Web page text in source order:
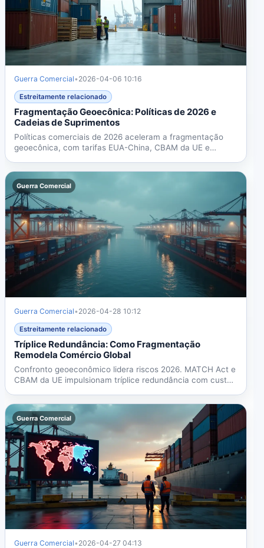
Guerra Comercial• 2026-04-06 10:16
Estreitamente relacionado
Fragmentação Geoecônica: Políticas de 2026 e
Cadeias de Suprimentos
Políticas comerciais de 2026 aceleram a fragmentação
geoecônica, com tarifas EUA-China, CBAM da UE e
Guerra Comercial
Guerra Comercial• 2026-04-28 10:12
Estreitamente relacionado
Tríplice Redundância: Como Fragmentação
Remodela Comércio Global
Confronto geoeconômico lidera riscos 2026. MATCH Act e
CBAM da UE impulsionam tríplice redundância com custos
Guerra Comercial
Guerra Comercial• 2026-04-27 04:13